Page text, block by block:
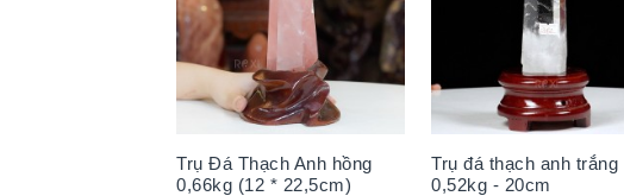
Trụ Đá Thạch Anh hồng
0,66kg (12 * 22,5cm)
Trụ đá thạch anh trắng
0,52kg - 20cm